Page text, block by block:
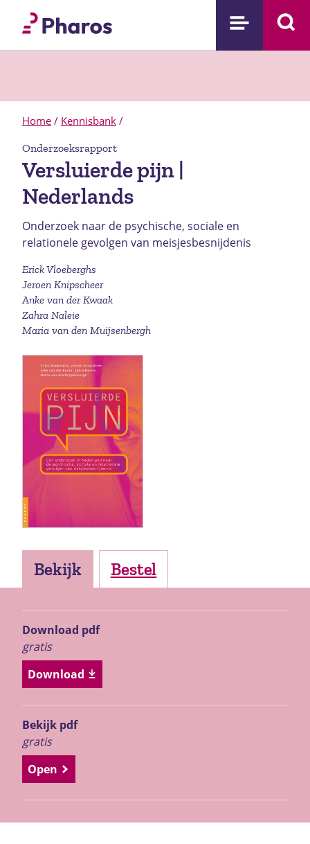
Home / Kennisbank /
Onderzoeksrapport
Versluierde pijn |
Nederlands
Onderzoek naar de psychische, sociale en
relationele gevolgen van meisjesbesnijdenis
Erick Vloeberghs
Jeroen Knipscheer
Anke van der Kwaak
Zahra Naleie
Maria van den Muijsenbergh
Bekijk Bestel
Download pdf
gratis
Download
Bekijk pdf
gratis
Open